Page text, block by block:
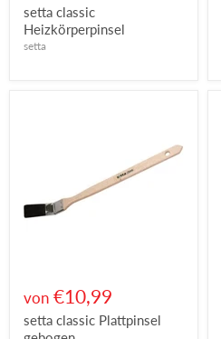
setta classic
Heizkörperpinsel
setta
von €10,99
setta classic Plattpinsel